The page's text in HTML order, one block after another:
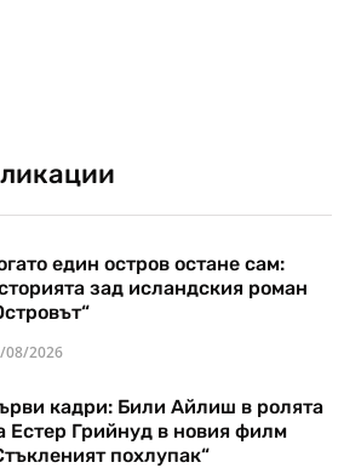
един остров остане сам:
зад исландския роман
08/2026
кадри: Били Айлиш в ролята
Естер Грийнуд в новия филм
похлупак“